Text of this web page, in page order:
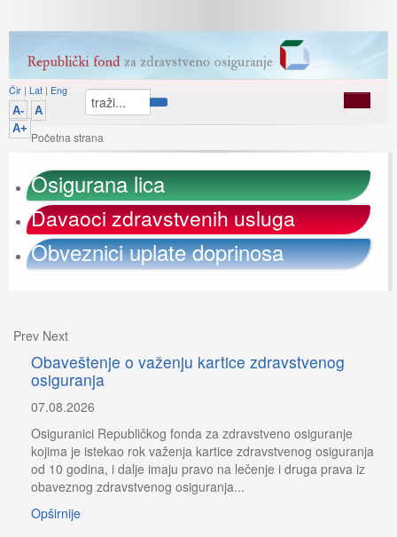
Ćir | Lat | Eng
A-
A
A+
Početna strana
Osigurana lica
Davaoci zdravstvenih usluga
Obveznici uplate doprinosa
Prev Next
Obaveštenje o važenju kartice zdravstvenog
osiguranja
07.08.2026
Osiguranici Republičkog fonda za zdravstveno osiguranje
kojima je istekao rok važenja kartice zdravstvenog osiguranja
od 10 godina, i dalje imaju pravo na lečenje i druga prava iz
obaveznog zdravstvenog osiguranja...
Opširnije